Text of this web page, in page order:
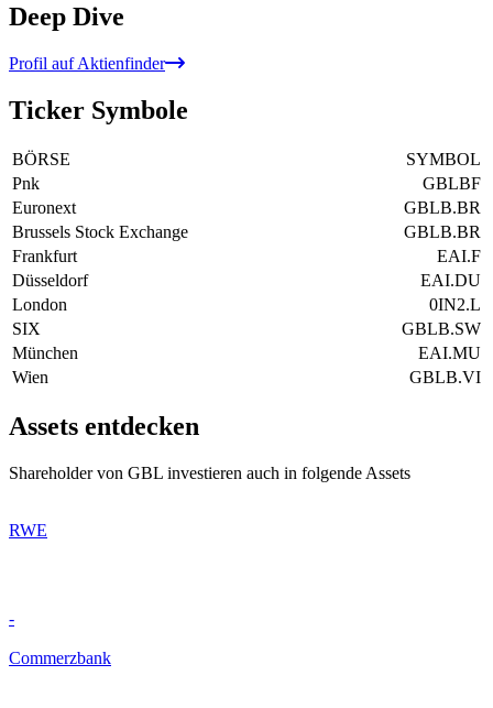
Deep Dive
Profil auf Aktienfinder
Ticker Symbole
BÖRSE
SYMBOL
Pnk
GBLBF
Euronext
GBLB.BR
Brussels Stock Exchange
GBLB.BR
Frankfurt
EAI.F
Düsseldorf
EAI.DU
London
0IN2.L
SIX
GBLB.SW
München
EAI.MU
Wien
GBLB.VI
Assets entdecken
Shareholder von GBL investieren auch in folgende Assets
RWE
-
Commerzbank